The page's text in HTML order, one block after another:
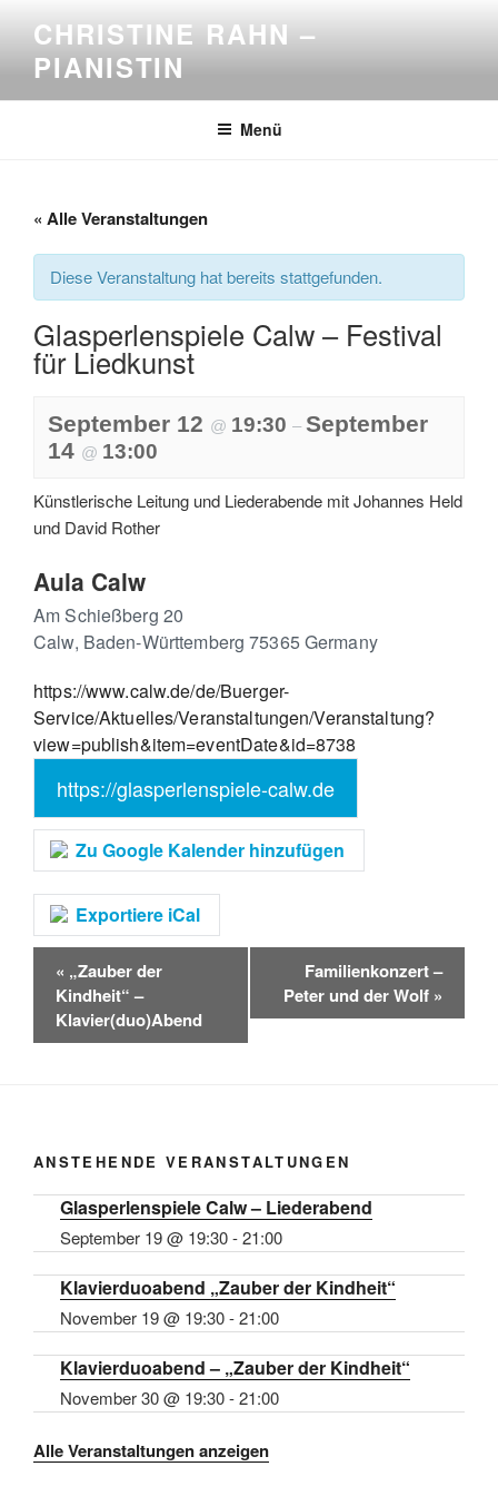
Inhalt
springen
CHRISTINE RAHN –
PIANISTIN
Menü
« Alle Veranstaltungen
Diese Veranstaltung hat bereits stattgefunden.
Glasperlenspiele Calw – Festival
für Liedkunst
September 12 @ 19:30 – September
14 @ 13:00
Künstlerische Leitung und Liederabende mit Johannes Held
und David Rother
Aula Calw
Am Schießberg 20
Calw, Baden-Württemberg 75365Germany
https://www.calw.de/de/Buerger-
Service/Aktuelles/Veranstaltungen/Veranstaltung?
view=publish&item=eventDate&id=8738
https://glasperlenspiele-calw.de
Zu Google Kalender hinzufügen
Exportiere iCal
a
a
a
i
a
« „Zauber der
Kindheit“ –
Klavier(duo)Abend
Familienkonzert –
Peter und der Wolf »
ANSTEHENDE VERANSTALTUNGEN
Glasperlenspiele Calw – Liederabend
September 19 @ 19:30-21:00
Klavierduoabend „Zauber der Kindheit“
November 19 @ 19:30-21:00
Klavierduoabend – „Zauber der Kindheit“
November 30 @ 19:30-21:00
Alle Veranstaltungen anzeigen